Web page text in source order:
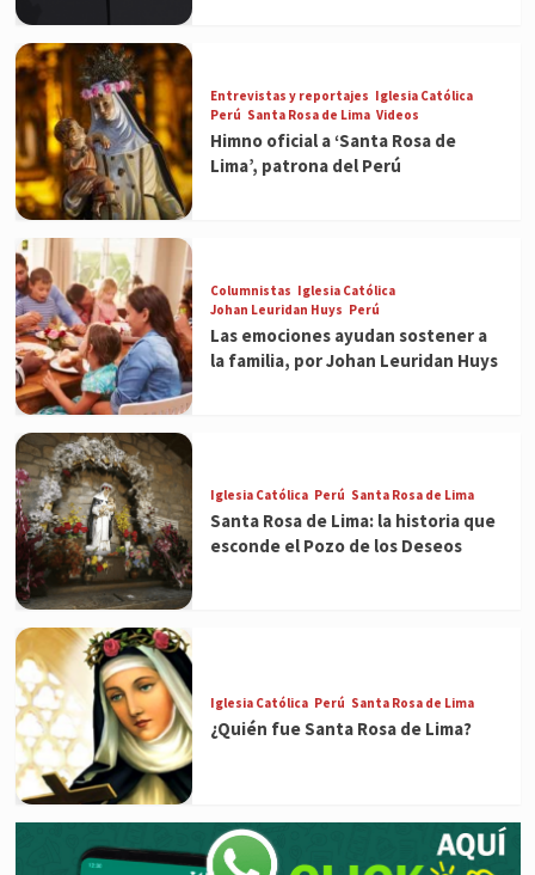
Entrevistas y reportajes Iglesia Católica
Perú Santa Rosa de Lima Videos
Himno oficial a ‘Santa Rosa de
Lima’, patrona del Perú
Columnistas Iglesia Católica
Johan Leuridan Huys Perú
Las emociones ayudan sostener a
la familia, por Johan Leuridan Huys
Iglesia Católica Perú Santa Rosa de Lima
Santa Rosa de Lima: la historia que
esconde el Pozo de los Deseos
Iglesia Católica Perú Santa Rosa de Lima
¿Quién fue Santa Rosa de Lima?